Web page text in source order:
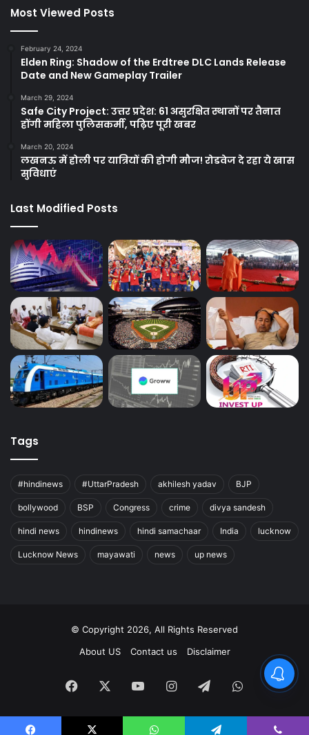
Most Viewed Posts
February 24, 2024
Elden Ring: Shadow of the Erdtree DLC Lands Release
Date and New Gameplay Trailer
March 29, 2024
Safe City Project: उत्तर प्रदेश: 61 असुरक्षित स्थानों पर तैनात
होंगी महिला पुलिसकर्मी, पढ़िए पूरी खबर
March 20, 2024
लखनऊ में होली पर यात्रियों की होगी मौज! रोडवेज दे रहा ये खास
सुविधाएं
Last Modified Posts
Tags
#hindinews #UttarPradesh akhilesh yadav BJP
bollywood BSP Congress crime divya sandesh
hindi news hindinews hindi samachaar India lucknow
Lucknow News mayawati news up news
© Copyright 2026, All Rights Reserved
About US
Contact us Disclaimer
Facebook YouTubeInstagramTelegramWhatsApp